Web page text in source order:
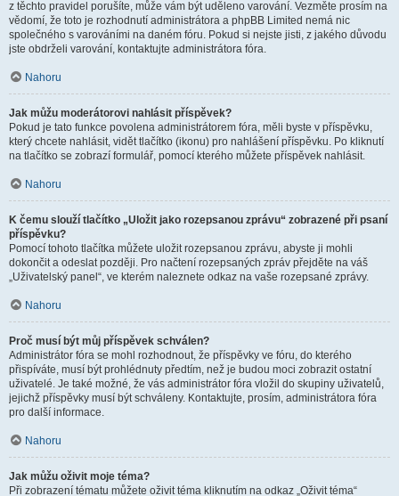
z těchto pravidel porušíte, může vám být uděleno varování. Vezměte prosím na
vědomí, že toto je rozhodnutí administrátora a phpBB Limited nemá nic
společného s varováními na daném fóru. Pokud si nejste jisti, z jakého důvodu
jste obdrželi varování, kontaktujte administrátora fóra.
Nahoru
Jak můžu moderátorovi nahlásit příspěvek?
Pokud je tato funkce povolena administrátorem fóra, měli byste v příspěvku,
který chcete nahlásit, vidět tlačítko (ikonu) pro nahlášení příspěvku. Po kliknutí
na tlačítko se zobrazí formulář, pomocí kterého můžete příspěvek nahlásit.
Nahoru
K čemu slouží tlačítko „Uložit jako rozepsanou zprávu“ zobrazené při psaní
příspěvku?
Pomocí tohoto tlačítka můžete uložit rozepsanou zprávu, abyste ji mohli
dokončit a odeslat později. Pro načtení rozepsaných zpráv přejděte na váš
„Uživatelský panel“, ve kterém naleznete odkaz na vaše rozepsané zprávy.
Nahoru
Proč musí být můj příspěvek schválen?
Administrátor fóra se mohl rozhodnout, že příspěvky ve fóru, do kterého
přispíváte, musí být prohlédnuty předtím, než je budou moci zobrazit ostatní
uživatelé. Je také možné, že vás administrátor fóra vložil do skupiny uživatelů,
jejichž příspěvky musí být schváleny. Kontaktujte, prosím, administrátora fóra
pro další informace.
Nahoru
Jak můžu oživit moje téma?
Při zobrazení tématu můžete oživit téma kliknutím na odkaz „Oživit téma“